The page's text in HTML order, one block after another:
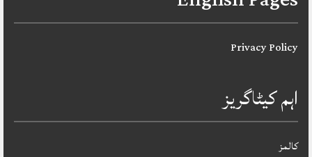
Privacy Policy
اہم کیٹاگریز
کالمز